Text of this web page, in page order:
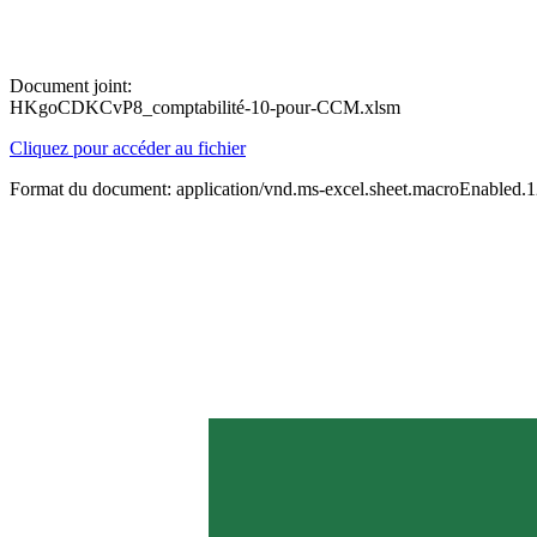
Document joint:
HKgoCDKCvP8_comptabilité-10-pour-CCM.xlsm
Cliquez pour accéder au fichier
Format du document: application/vnd.ms-